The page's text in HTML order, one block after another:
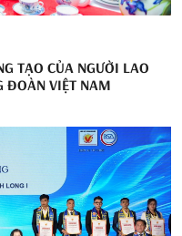
TẠO CỦA NGƯỜI LAO
ĐOÀN VIỆT NAM